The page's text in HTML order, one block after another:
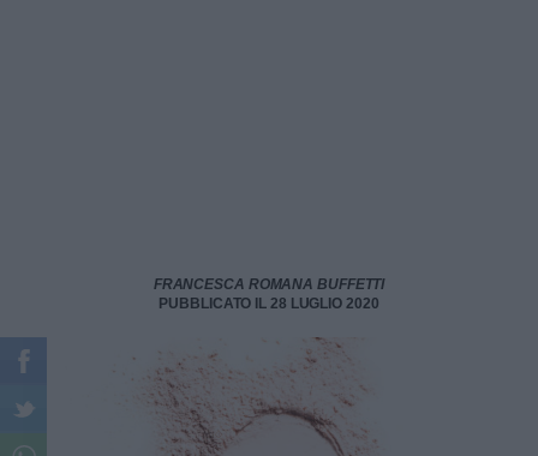
FRANCESCA ROMANA BUFFETTI
PUBBLICATO IL 28 LUGLIO 2020